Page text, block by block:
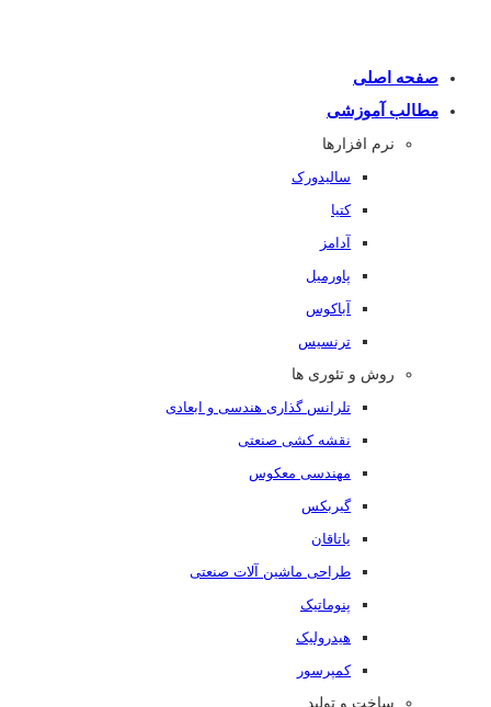
صفحه اصلی
مطالب آموزشی
نرم افزارها
سالیدورک
کتیا
آدامز
پاورمیل
آباکوس
ترنسیس
روش و تئوری ها
تلرانس گذاری هندسی و ابعادی
نقشه کشی صنعتی
مهندسی معکوس
گیربکس
یاتاقان
طراحی ماشین آلات صنعتی
پنوماتیک
هیدرولیک
کمپرسور
ساخت و تولید